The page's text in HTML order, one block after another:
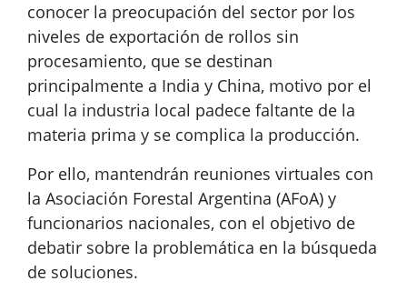
conocer la preocupación del sector por los
niveles de exportación de rollos sin
procesamiento, que se destinan
principalmente a India y China, motivo por el
cual la industria local padece faltante de la
materia prima y se complica la producción.
Por ello, mantendrán reuniones virtuales con
la Asociación Forestal Argentina (AFoA) y
funcionarios nacionales, con el objetivo de
debatir sobre la problemática en la búsqueda
de soluciones.